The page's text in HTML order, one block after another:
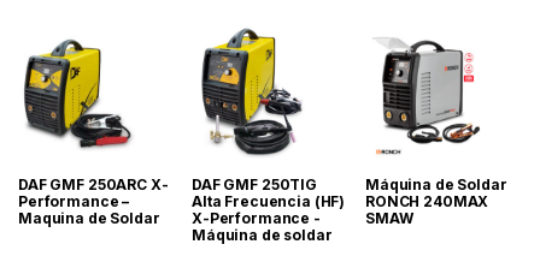
DAF GMF 250ARC X-
Performance –
Maquina de Soldar
DAF GMF 250TIG
Alta Frecuencia (HF)
X-Performance -
Máquina de soldar
Máquina de Soldar
RONCH 240MAX
SMAW